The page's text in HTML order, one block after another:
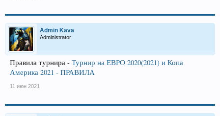
Admin Kava
Administrator
Правила турнира - Турнир на ЕВРО 2020(2021) и Копа
Америка 2021 - ПРАВИЛА
11 июн 2021